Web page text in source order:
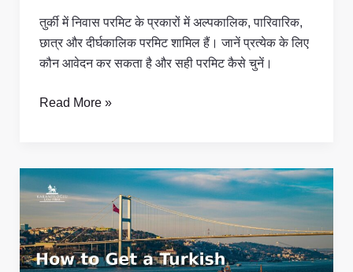
तुर्की में निवास परमिट के प्रकारों में अल्पकालिक, पारिवारिक,
छात्र और दीर्घकालिक परमिट शामिल हैं। जानें प्रत्येक के लिए
कौन आवेदन कर सकता है और सही परमिट कैसे चुनें।
Read More »
तुर्की
में
निवास
परमिट
कैसे